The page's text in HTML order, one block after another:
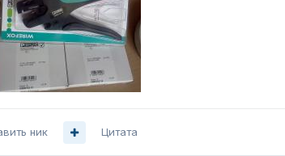
ник Цитата